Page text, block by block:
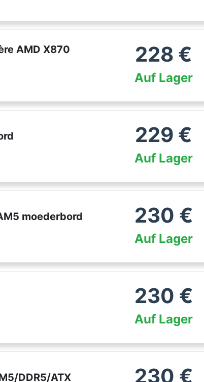
AMD X870
228 €
Auf Lager
229 €
Auf Lager
moederbord
230 €
Auf Lager
230 €
Auf Lager
DDR5/ATX 230 €